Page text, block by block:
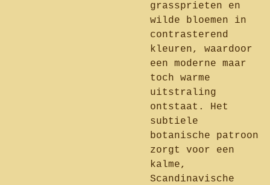
grassprieten en
wilde bloemen in
contrasterend
kleuren, waardoor
een moderne maar
toch warme
uitstraling
ontstaat. Het
subtiele
botanische patroon
zorgt voor een
kalme,
Scandinavische